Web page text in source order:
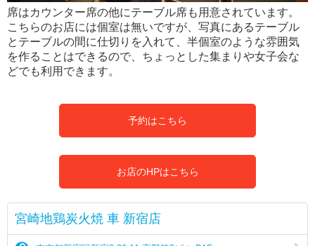
席はカウンター席の他にテーブル席も用意されています。
こちらのお店には個室は無いですが、写真にあるテーブル
とテーブルの間に仕切りを入れて、半個室のような雰囲気
を作ることはできるので、ちょっとした集まりや女子会な
どでも利用できます。
予約はこちら
お店のHPはこちら
宮崎地鶏炭火焼 車 新宿店